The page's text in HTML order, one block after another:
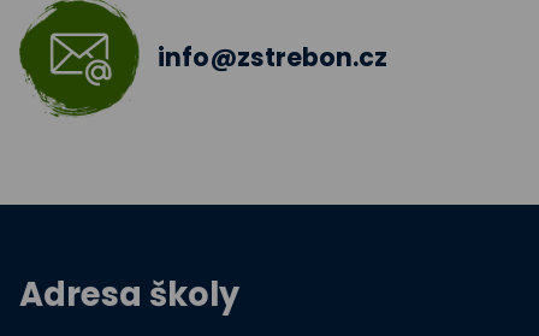
5.A
info@zstrebon.cz
Adresa školy